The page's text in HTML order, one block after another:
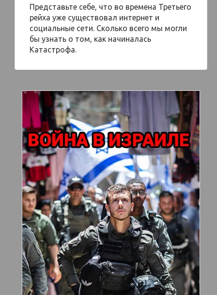
Представьте себе, что во времена Третьего
рейха уже существовал интернет и
социальные сети. Сколько всего мы могли
бы узнать о том, как начиналась
Катастрофа.